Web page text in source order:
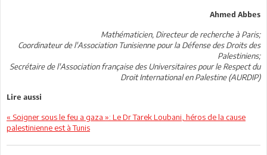
Ahmed Abbes
Mathématicien, Directeur de recherche à Paris;
Coordinateur de l'Association Tunisienne pour la Défense des Droits des
Palestiniens;
Secrétaire de l'Association française des Universitaires pour le Respect du
Droit International en Palestine (AURDIP)
Lire aussi
« Soigner sous le feu a gaza »: Le Dr Tarek Loubani, héros de la cause
palestinienne est à Tunis